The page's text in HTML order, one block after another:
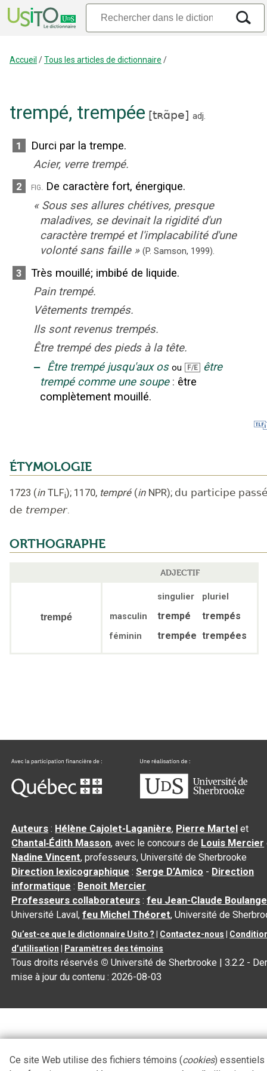
Accueil /Tous les articles de dictionnaire /
trempé, trempée [tʀɑ̃pe] adj.
1
Durci par la trempe.
Acier, verre trempé.
2 fig. De caractère fort, énergique.
« Sous ses allures chétives, presque
maladives, se devinait la rigidité d'un
caractère trempé et l'implacabilité d'une
volonté sans faille » (P. Samson, 1999).
3 Très mouillé; imbibé de liquide.
Pain trempé.
Vêtements trempés.
Ils sont revenus trempés.
Être trempé des pieds à la tête.
‒ Être trempé jusqu'aux os ou F/E
être
trempé comme une soupe : être
complètement mouillé.
ÉTYMOLOGIE
1723 (in TLFi); 1170, tempré (in NPR); du participe passé
de tremper.
ORTHOGRAPHE
ADJECTIF
trempé
singulier
pluriel
masculin
trempé trempés
féminin trempée trempées
Auteurs : Hélène Cajolet-Laganière, Pierre Martel et
Chantal‑Édith Masson, avec le concours de Louis Mercier
Nadine Vincent, professeurs, Université de Sherbrooke
Direction lexicographique :Serge D’Amico - Direction
informatique : Benoit Mercier
Professeurs collaborateurs :feu Jean-Claude
Université Laval,feu Michel Théoret, Université de
Qu’est-ce que le dictionnaire Usito ? Contactez-nous
d’utilisation
Paramètres des témoins
Tous droits réservés © Université de Sherbrooke |3.2.2 -
mise à jour du contenu :2026-08-03
Ce site Web utilise des fichiers témoins (cookies) essentiels